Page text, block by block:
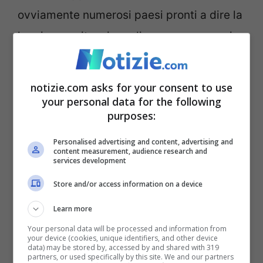
ovviamente numerosi paesi pronti a dire la
loro in una situazione di emergenza a cui
deve essere trovata una soluzione. La
posizionarsi.
Guerra in Ucraina, gli ultimi
aggiornamenti
Nel frattempo che ha parlato
der Leyen,
UE, arrivano anche altriaggiornamenti
notizie.com asks for your consent to use
your personal data for the following
purposes:
Personalised advertising and content, advertising and
content measurement, audience research and
services development
Store and/or access information on a device
Learn more
Your personal data will be processed and information from
your device (cookies, unique identifiers, and other device
data) may be stored by, accessed by and shared with 319
partners, or used specifically by this site. We and our partners